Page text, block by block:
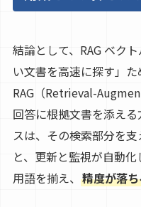
結論として、RAG ベク
い文書を高速に探す」た
RAG（Retrieval-
回答に根拠文書を添え
スは、その検索部分を
と、更新と監視が自動
用語を揃え、 精度が落